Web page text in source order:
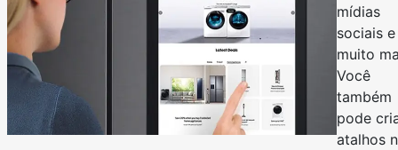
mídias
sociais e
muito
Você
também
pode
atalhos